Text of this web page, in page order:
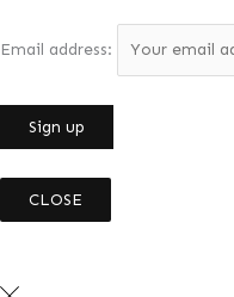
Email address:
CLOSE